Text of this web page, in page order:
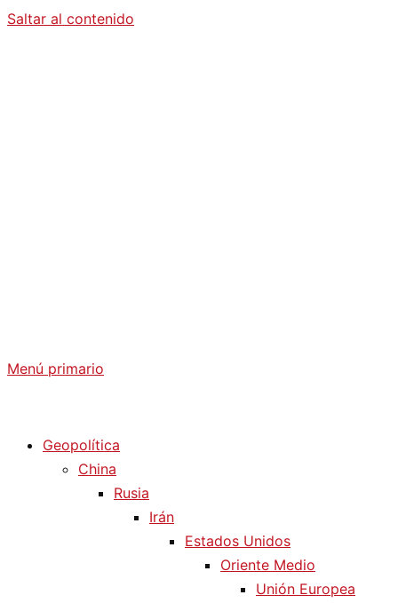
Saltar al contenido
Menú primario
Geopolítica
China
Rusia
Irán
Estados Unidos
Oriente Medio
Unión Europea